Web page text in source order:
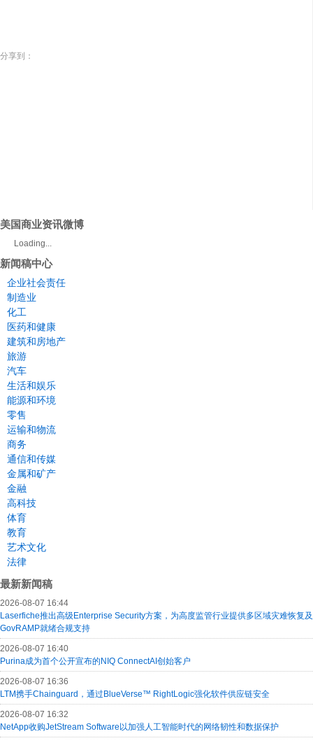
分享到：
美国商业资讯微博
Loading...
新闻稿中心
企业社会责任
制造业
化工
医药和健康
建筑和房地产
旅游
汽车
生活和娱乐
能源和环境
零售
运输和物流
商务
通信和传媒
金属和矿产
金融
高科技
体育
教育
艺术文化
法律
最新新闻稿
2026-08-07 16:44
Laserfiche推出高级Enterprise Security方案，为高度监管行业提供多区域灾难恢复及
GovRAMP就绪合规支持
2026-08-07 16:40
Purina成为首个公开宣布的NIQ ConnectAI创始客户
2026-08-07 16:36
LTM携手Chainguard，通过BlueVerse™ RightLogic强化软件供应链安全
2026-08-07 16:32
NetApp收购JetStream Software以加强人工智能时代的网络韧性和数据保护